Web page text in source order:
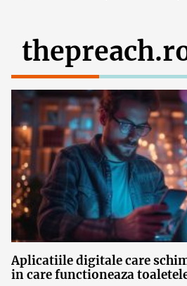
Aplicatiile digitale care
in care functioneaza